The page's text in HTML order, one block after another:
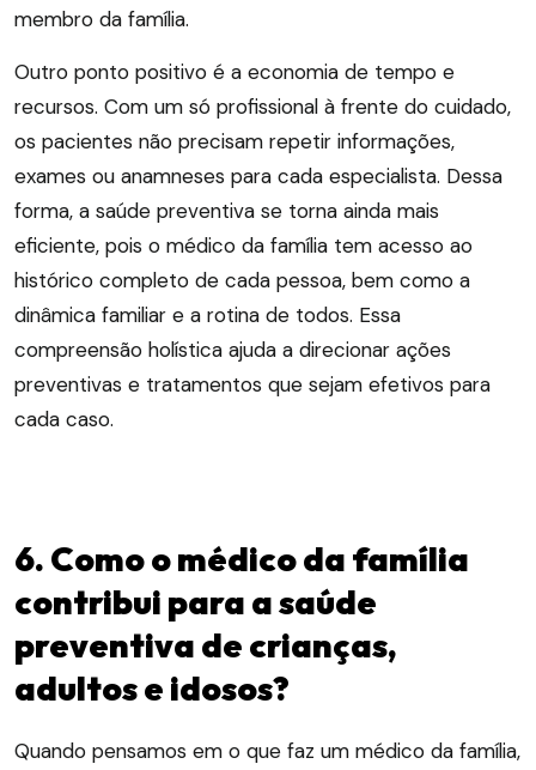
membro da família.
Outro ponto positivo é a economia de tempo e
recursos. Com um só profissional à frente do cuidado,
os pacientes não precisam repetir informações,
exames ou anamneses para cada especialista. Dessa
forma, a saúde preventiva se torna ainda mais
eficiente, pois o médico da família tem acesso ao
histórico completo de cada pessoa, bem como a
dinâmica familiar e a rotina de todos. Essa
compreensão holística ajuda a direcionar ações
preventivas e tratamentos que sejam efetivos para
cada caso.
6. Como o médico da família
contribui para a saúde
preventiva de crianças,
adultos e idosos?
Quando pensamos em o que faz um médico da família,